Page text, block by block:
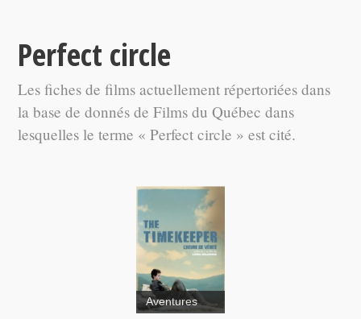
Perfect circle
Les fiches de films actuellement répertoriées dans
la base de donnés de Films du Québec dans
lesquelles le terme « Perfect circle » est cité.
The
Timekeeper
Aventures